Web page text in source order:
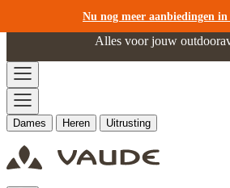
Nu nog meer aanbiedingen
Ga naar de inhoud
Alles voor jouw
Dames Heren Uitrusting